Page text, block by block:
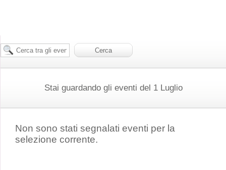
Stai guardando gli eventi del 1 Luglio
Non sono stati segnalati eventi per la
selezione corrente.